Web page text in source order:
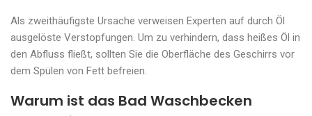
Als zweithäufigste Ursache verweisen Experten auf durch Öl
ausgelöste Verstopfungen. Um zu verhindern, dass heißes Öl in
den Abfluss fließt, sollten Sie die Oberfläche des Geschirrs vor
dem Spülen von Fett befreien.
Warum ist das Bad Waschbecken